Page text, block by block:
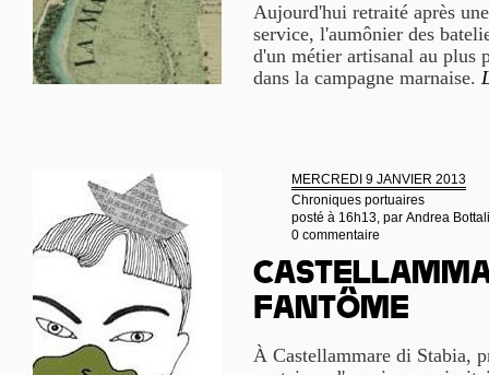
Aujourd'hui retraité après
service, l'aumônier des
d'un métier artisanal au plus
dans la campagne marnaise.
MERCREDI 9 JANVIER 2013
Chroniques portuaires
posté à 16h13, par Andrea
0 commentaire
fantôme
À Castellammare di Stabia,